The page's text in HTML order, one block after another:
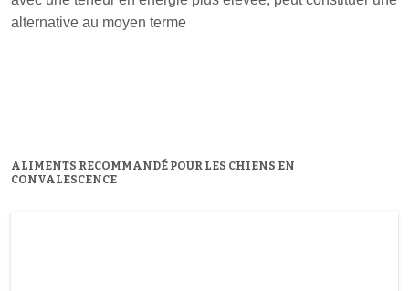
alternative au moyen terme
ALIMENTS RECOMMANDÉ POUR LES CHIENS EN
CONVALESCENCE